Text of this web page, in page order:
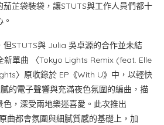
芷袋裝袋，讓STUTS與工作人員們都十
但STUTS與 Julia 吳卓源的合作並未結
新單曲 〈Tokyo Lights Remix (feat. Elle
〉原收錄於 EP《With U》中，以輕快
的電子聲響與充滿夜色氛圍的編曲，描
，深受兩地樂迷喜愛。此次推出
曲都會氛圍與細膩質感的基礎上，加